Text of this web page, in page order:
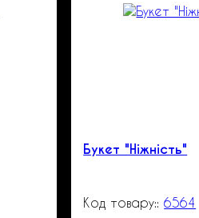
Букет "Ніжність"
6564